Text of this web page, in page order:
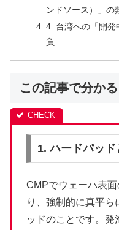
ンドソース）」の
4. 台湾への「開発
負
この記事で分か
1. ハードパッ
CMPでウェーハ表
り、強制的に真平
ッドのことです。発